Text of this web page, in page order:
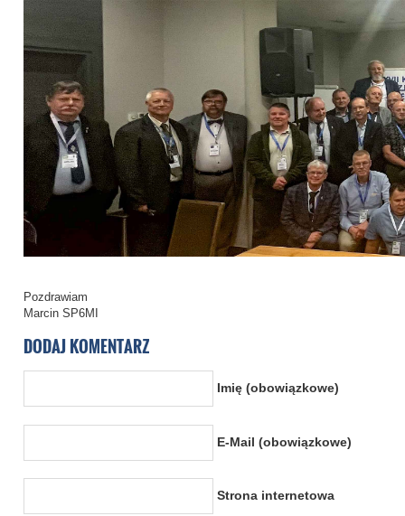
Pozdrawiam
Marcin SP6MI
DODAJ KOMENTARZ
Imię (obowiązkowe)
E-Mail (obowiązkowe)
Strona internetowa